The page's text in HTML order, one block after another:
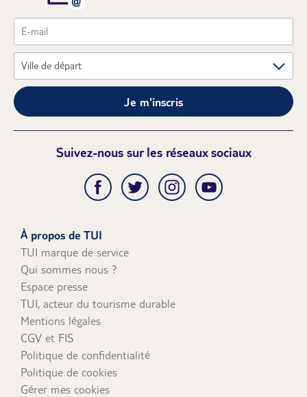
Je m'inscris
Suivez-nous sur les réseaux sociaux
À propos de TUI
TUI marque de service
Qui sommes nous ?
Espace presse
TUI, acteur du tourisme durable
Mentions légales
CGV et FIS
Politique de confidentialité
Politique de cookies
Gérer mes cookies